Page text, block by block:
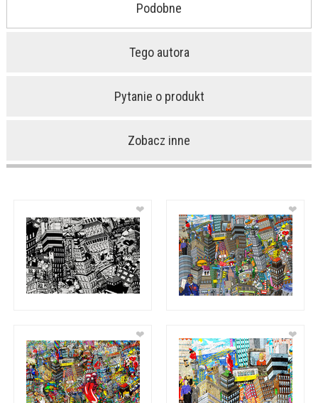
Podobne
Tego autora
Pytanie o produkt
Zobacz inne
❤ ❤
❤ ❤